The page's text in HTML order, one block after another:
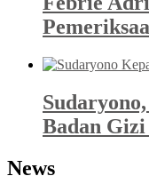
Badan
News